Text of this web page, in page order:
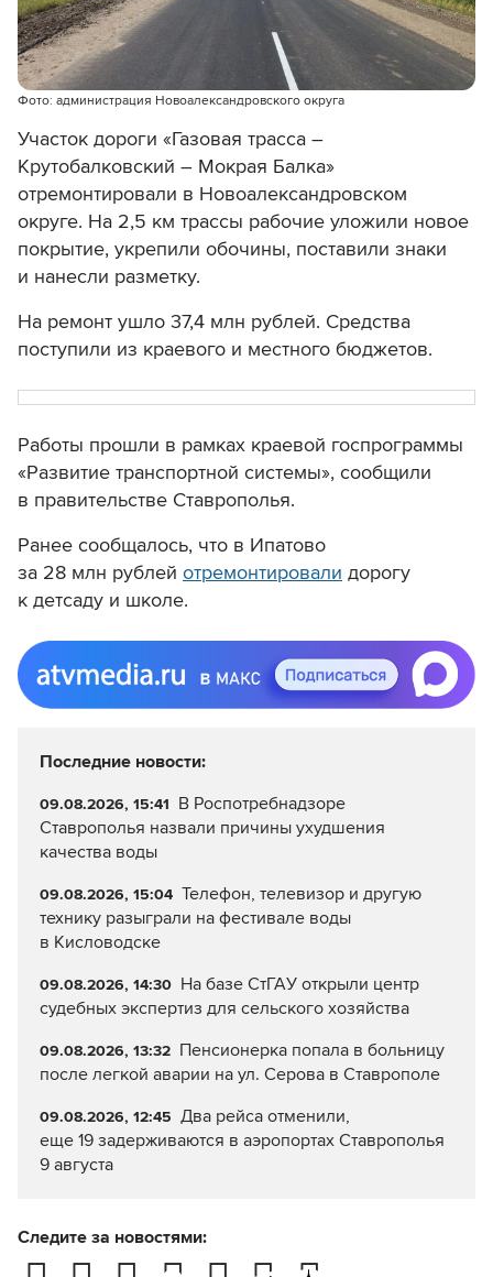
Фото: администрация Новоалександровского округа
Участок дороги «Газовая трасса –
Крутобалковский – Мокрая Балка»
отремонтировали в Новоалександровском
округе. На 2,5 км трассы рабочие уложили новое
покрытие, укрепили обочины, поставили знаки
и нанесли разметку.
На ремонт ушло 37,4 млн рублей. Средства
поступили из краевого и местного бюджетов.
Работы прошли в рамках краевой госпрограммы
«Развитие транспортной системы», сообщили
в правительстве Ставрополья.
Ранее сообщалось, что в Ипатово
за 28 млн рублей отремонтировали дорогу
к детсаду и школе.
Последние новости:
09.08.2026, 15:41 В Роспотребнадзоре
Ставрополья назвали причины ухудшения
качества воды
09.08.2026, 15:04 Телефон, телевизор и другую
технику разыграли на фестивале воды
в Кисловодске
09.08.2026, 14:30 На базе СтГАУ открыли центр
судебных экспертиз для сельского хозяйства
09.08.2026, 13:32 Пенсионерка попала в больницу
после легкой аварии на ул. Серова в Ставрополе
09.08.2026, 12:45 Два рейса отменили,
еще 19 задерживаются в аэропортах Ставрополья
9 августа
Следите за новостями: